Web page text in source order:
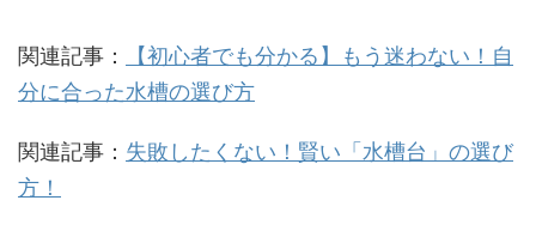
関連記事：
【初心者でも分かる】もう迷わない！自
分に合った水槽の選び方
関連記事： 失敗したくない！賢い「水槽台」の選び
方！